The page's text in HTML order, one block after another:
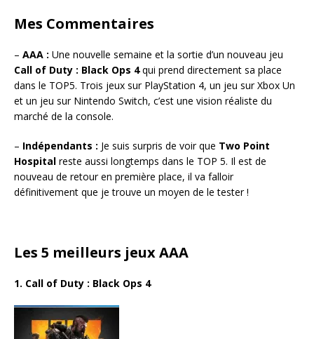
Mes Commentaires
– AAA : Une nouvelle semaine et la sortie d’un nouveau jeu
Call of Duty : Black Ops 4qui prend directement sa place
dans le TOP5. Trois jeux sur PlayStation 4, un jeu sur Xbox Un
et un jeu sur Nintendo Switch, c’est une vision réaliste du
marché de la console.
– Indépendants : Je suis surpris de voir que Two Point
Hospital reste aussi longtemps dans le TOP 5. Il est de
nouveau de retour en première place, il va falloir
définitivement que je trouve un moyen de le tester !
Les 5 meilleurs jeux AAA
1. Call of Duty : Black Ops 4